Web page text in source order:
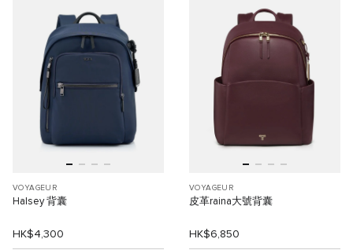
VOYAGEUR
Halsey 背囊
HK$4,300
VOYAGEUR
皮革raina大號背囊
HK$6,850